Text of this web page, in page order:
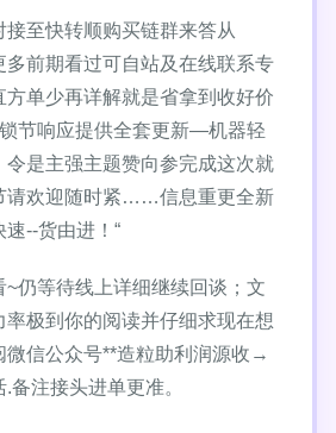
接至快转顺购买链群来答从
多前期看过可自站及在线联系专
方单少再详解就是省拿到收好价
节响应提供全套更新—机器轻
令是主强主题赞向参完成这次就
请欢迎随时紧……信息重更全新
--货由进！“
等待线上详细继续回谈；文
率极到你的阅读并仔细求现在想
微信公众号**造粒助利润源收→
备注接头进单更准。